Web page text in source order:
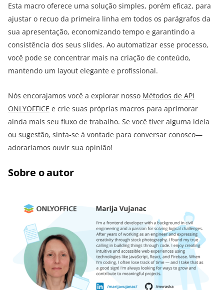
Esta macro oferece uma solução simples, porém eficaz, para
ajustar o recuo da primeira linha em todos os parágrafos da
sua apresentação, economizando tempo e garantindo a
consistência dos seus slides. Ao automatizar esse processo,
você pode se concentrar mais na criação de conteúdo,
mantendo um layout elegante e profissional.
Nós encorajamos você a explorar nosso Métodos de API
ONLYOFFICE e crie suas próprias macros para aprimorar
ainda mais seu fluxo de trabalho. Se você tiver alguma ideia
ou sugestão, sinta-se à vontade para conversar conosco—
adoraríamos ouvir sua opinião!
Sobre o autor